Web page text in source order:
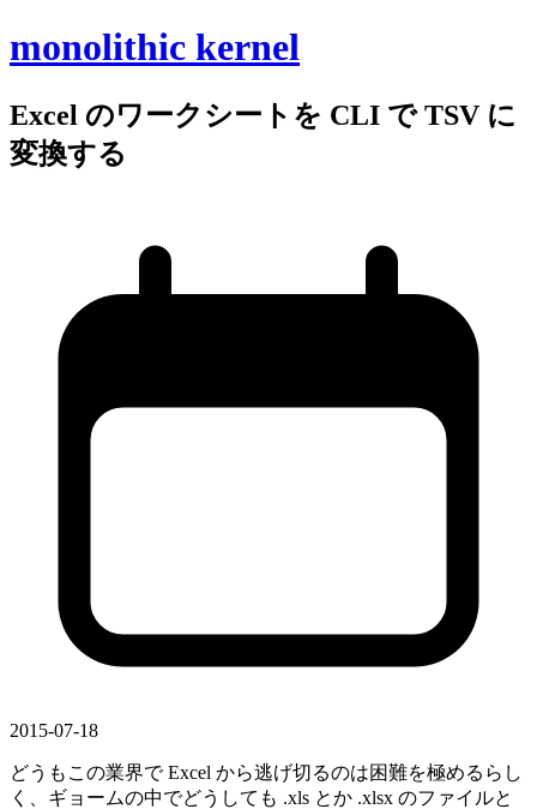
monolithic kernel
Excel のワークシートを CLI でTSV に
変換する
2015-07-18
どうもこの業界で Excel から逃げ切るのは困難を極めるらし
く、ギョームの中でどうしても .xls とか .xlsx のファイルと